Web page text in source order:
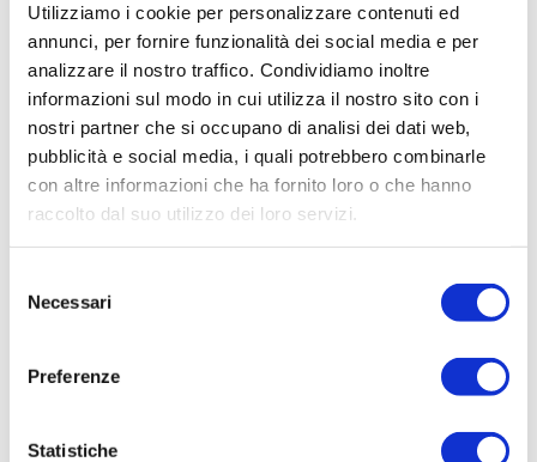
Utilizziamo i cookie per personalizzare contenuti ed
annunci, per fornire funzionalità dei social media e per
analizzare il nostro traffico. Condividiamo inoltre
informazioni sul modo in cui utilizza il nostro sito con i
nostri partner che si occupano di analisi dei dati web,
pubblicità e social media, i quali potrebbero combinarle
con altre informazioni che ha fornito loro o che hanno
raccolto dal suo utilizzo dei loro servizi.
delNecessari
Preferenze
Statistiche
Acqua bene prezioso: un appello alla
responsabilità di tutti
L'estate porta con sé giornate più calde, campagne più
assetate...
Leggi tutto »